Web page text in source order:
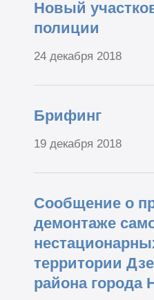
Новый
полиции
24 декабря 2018
Брифинг
19 декабря 2018
Сообщение о
демонтаже
территории
района города